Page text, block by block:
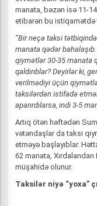
manata, bəzən isə 11-
etibarən bu
“Bir neçə taksi
manata qədər
qiymətlər 30-35 manata
qaldırıblar? Deyirlər ki,
verilmədiyi üçün
taksilərdən istifadə
aparırdılarsa, indi 3-5
Artıq ötən həftədən
vətəndaşlar da taksi
etməyə başlayıblar.
62 manata, Xırdalandan
müşahidə olunur.
Taksilər niyə “yoxa”